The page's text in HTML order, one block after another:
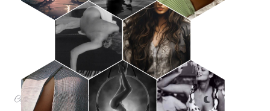
Copyright © 2025 Le Goudron & la Plume.